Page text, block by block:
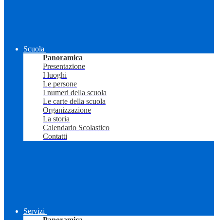
Scuola
Panoramica
Presentazione
I luoghi
Le persone
I numeri della scuola
Le carte della scuola
Organizzazione
La storia
Calendario Scolastico
Contatti
Servizi